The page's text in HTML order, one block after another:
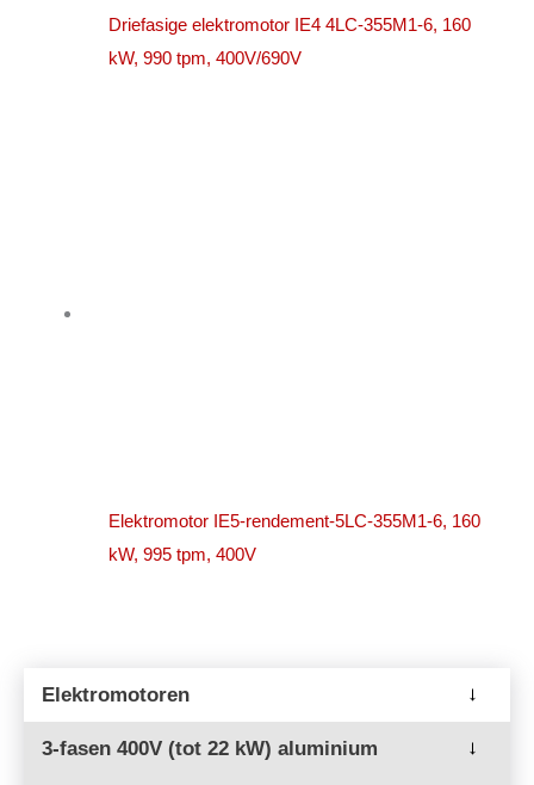
Elektromotoren →
3-fasen 400V (tot 22 kW) aluminium →
Driefasige elektromotor IE4 4LC-355M1-6, 160
kW, 990 tpm, 400V/690V
Elektromotor IE5-rendement-5LC-355M1-6, 160
kW, 995 tpm, 400V